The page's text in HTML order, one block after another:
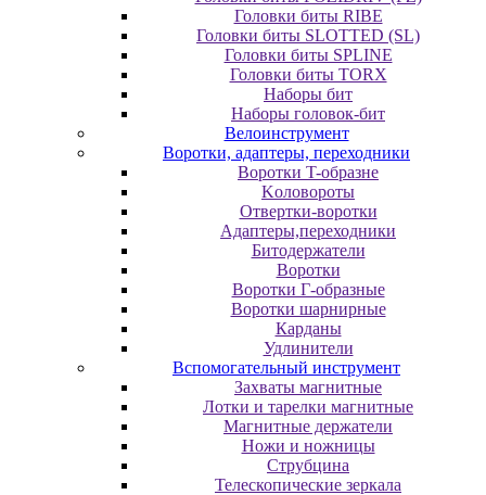
Головки биты RIBE
Головки биты SLOTTED (SL)
Головки биты SPLINE
Головки биты TORX
Наборы бит
Наборы головок-бит
Велоинструмент
Воротки, адаптеры, переходники
Bopoтки T-oбpaзне
Koлoвopoты
Oтвepтки-вopoтки
Адаптеры,переходники
Битодержатели
Воротки
Воротки Г-образные
Воротки шарнирные
Карданы
Удлинители
Вспомогательный инструмент
Захваты магнитные
Лотки и тарелки магнитные
Магнитные держатели
Ножи и ножницы
Струбцина
Телескопические зеркала